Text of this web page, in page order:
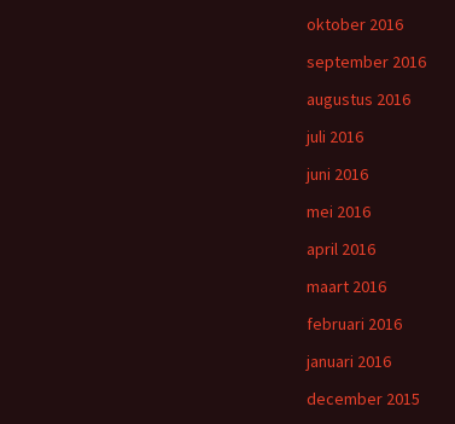
oktober 2016
september 2016
augustus 2016
juli 2016
juni 2016
mei 2016
april 2016
maart 2016
februari 2016
januari 2016
december 2015